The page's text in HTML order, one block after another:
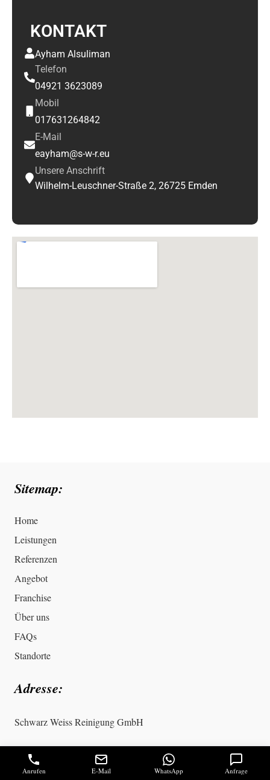
KONTAKT
Ayham Alsuliman
Telefon
04921 3623089
Mobil
017631264842
E-Mail
eayham@s-w-r.eu
Unsere Anschrift
Wilhelm-Leuschner-Straße 2, 26725 Emden
Sitemap:
Home
Leistungen
Referenzen
Angebot
Franchise
Über uns
FAQs
Standorte
Adresse:
Schwarz Weiss Reinigung GmbH
Radolfzeller Straße 36
Anrufen E-Mail WhatsApp Anfrage